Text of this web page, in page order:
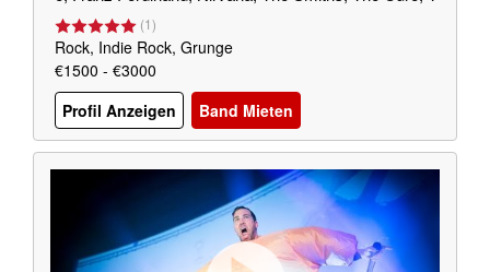
he Strokes, The Hives ...
(1)
Rock, Indie Rock, Grunge
€1500 - €3000
Profil Anzeigen
Band Mieten